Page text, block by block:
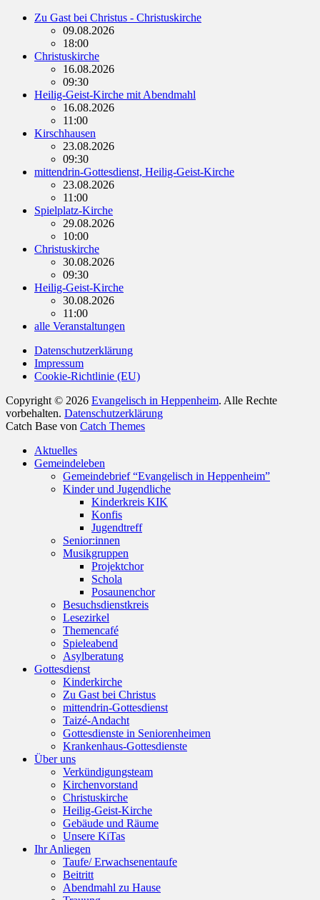
Zu Gast bei Christus - Christuskirche
09.08.2026
18:00
Christuskirche
16.08.2026
09:30
Heilig-Geist-Kirche mit Abendmahl
16.08.2026
11:00
Kirschhausen
23.08.2026
09:30
mittendrin-Gottesdienst, Heilig-Geist-Kirche
23.08.2026
11:00
Spielplatz-Kirche
29.08.2026
10:00
Christuskirche
30.08.2026
09:30
Heilig-Geist-Kirche
30.08.2026
11:00
alle Veranstaltungen
Datenschutzerklärung
Impressum
Cookie-Richtlinie (EU)
Copyright © 2026 Evangelisch in Heppenheim. Alle Rechte
vorbehalten. Datenschutzerklärung
Catch Base von Catch Themes
oben
scrollen
Aktuelles
Gemeindeleben
Gemeindebrief “Evangelisch in Heppenheim”
Kinder und Jugendliche
Kinderkreis KIK
Konfis
Jugendtreff
Senior:innen
Musikgruppen
Projektchor
Schola
Posaunenchor
Besuchsdienstkreis
Lesezirkel
Themencafé
Spieleabend
Asylberatung
Gottesdienst
Kinderkirche
Zu Gast bei Christus
mittendrin-Gottesdienst
Taizé-Andacht
Gottesdienste in Seniorenheimen
Krankenhaus-Gottesdienste
Über uns
Verkündigungsteam
Kirchenvorstand
Christuskirche
Heilig-Geist-Kirche
Gebäude und Räume
Unsere KiTas
Ihr Anliegen
Taufe/ Erwachsenentaufe
Beitritt
Abendmahl zu Hause